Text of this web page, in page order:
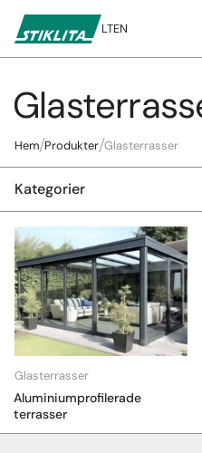
Till
innehåll
LTEN
Hem Produkter Glasterrasser
Kategorier
Glasterrasser
Aluminiumprofilerade
terrasser